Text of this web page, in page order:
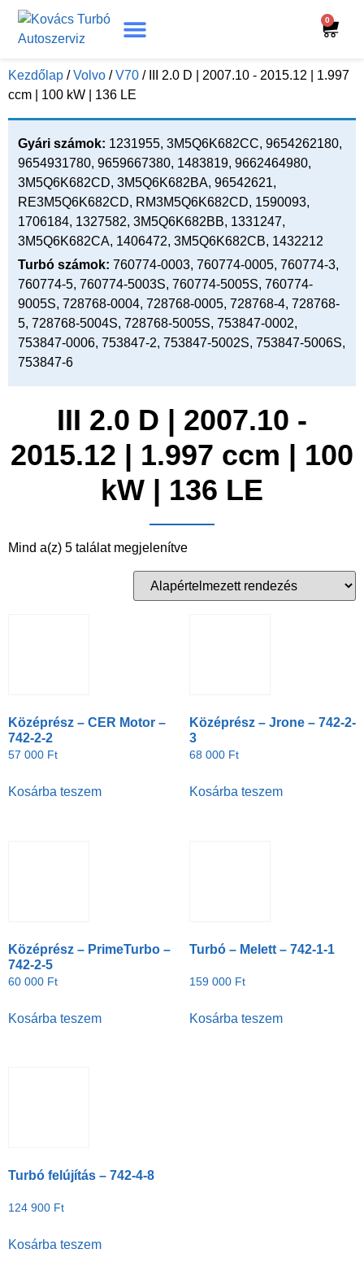
0
Kezdőlap /Volvo /V70 / III 2.0 D | 2007.10 - 2015.12 | 1.997
ccm | 100 kW | 136 LE
Gyári számok: 1231955, 3M5Q6K682CC, 9654262180,
9654931780, 9659667380, 1483819, 9662464980,
3M5Q6K682CD, 3M5Q6K682BA, 96542621,
RE3M5Q6K682CD, RM3M5Q6K682CD, 1590093,
1706184, 1327582, 3M5Q6K682BB, 1331247,
3M5Q6K682CA, 1406472, 3M5Q6K682CB, 1432212
Turbó számok: 760774-0003, 760774-0005, 760774-3,
760774-5, 760774-5003S, 760774-5005S, 760774-
9005S, 728768-0004, 728768-0005, 728768-4, 728768-
5, 728768-5004S, 728768-5005S, 753847-0002,
753847-0006, 753847-2, 753847-5002S, 753847-5006S,
753847-6
III 2.0 D | 2007.10 -
2015.12 | 1.997 ccm | 100
kW | 136 LE
Mind a(z) 5 találat megjelenítve
Középrész – CER Motor –
742-2-2
57 000 Ft
Kosárba teszem
Középrész – Jrone – 742-2-
3
68 000 Ft
Kosárba teszem
Középrész – PrimeTurbo –
742-2-5
60 000 Ft
Kosárba teszem
Turbó – Melett – 742-1-1
159 000 Ft
Kosárba teszem
Turbó felújítás – 742-4-8
124 900 Ft
Kosárba teszem